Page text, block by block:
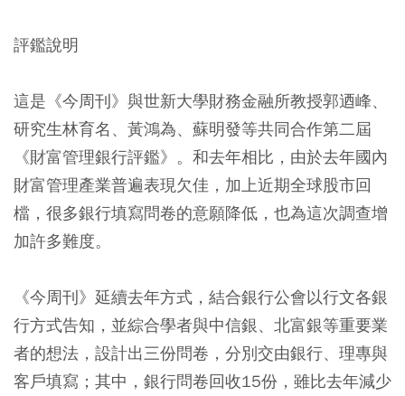
評鑑說明
這是《今周刊》與世新大學財務金融所教授郭迺峰、
研究生林育名、黃鴻為、蘇明發等共同合作第二屆
《財富管理銀行評鑑》。和去年相比，由於去年國內
財富管理產業普遍表現欠佳，加上近期全球股市回
檔，很多銀行填寫問卷的意願降低，也為這次調查增
加許多難度。
《今周刊》延續去年方式，結合銀行公會以行文各銀
行方式告知，並綜合學者與中信銀、北富銀等重要業
者的想法，設計出三份問卷，分別交由銀行、理專與
客戶填寫；其中，銀行問卷回收15份，雖比去年減少